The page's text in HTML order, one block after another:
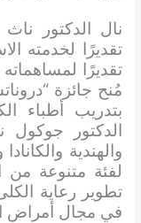
تقديرًا لخدمته
تقديرًا
مُنح جائزة
بتدريب أطباء
الدكتور جوكول
والهندية
لفئة متنوعة
تطوير رعاية
في مجال أمراض